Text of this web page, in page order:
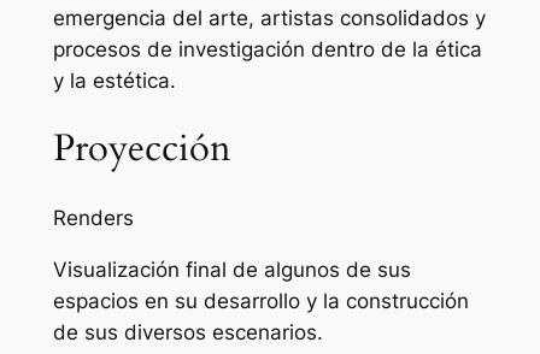
emergencia del arte, artistas consolidados y
procesos de investigación dentro de la ética
y la estética.
Proyección
Renders
Visualización final de algunos de sus
espacios en su desarrollo y la construcción
de sus diversos escenarios.